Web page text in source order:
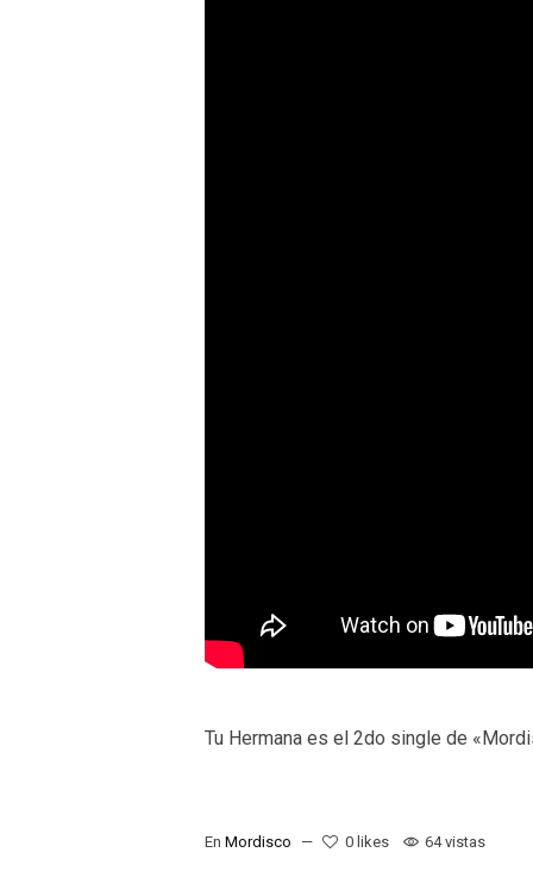
Tu Hermana es el 2do single de
En Mordisco 0 likes 64 vistas